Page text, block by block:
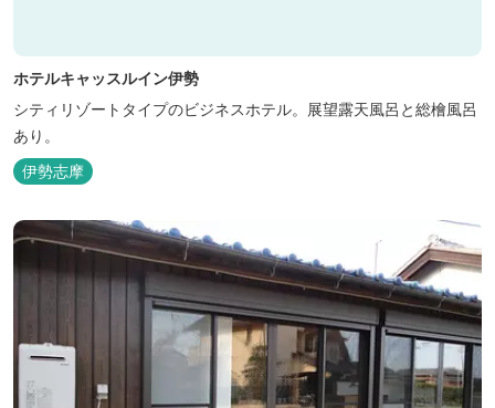
ホテルキャッスルイン伊勢
シティリゾートタイプのビジネスホテル。展望露天風呂と総檜風呂
あり。
伊勢志摩